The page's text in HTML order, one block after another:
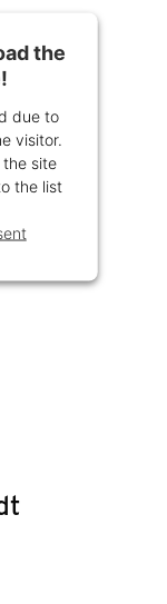
the
due to
visitor.
site
the list